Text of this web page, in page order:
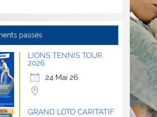
passés
LIONS TENNIS TOUR
2026
24 Mai 26
GRAND LOTO CARITATIF